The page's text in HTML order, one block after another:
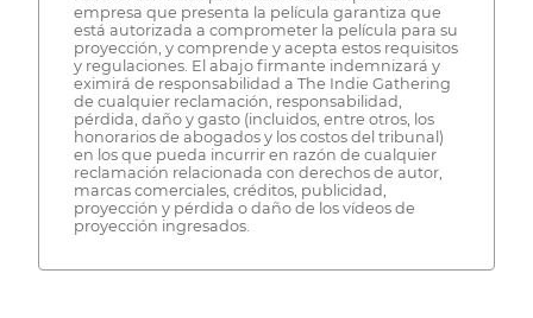
empresa que presenta la película garantiza que
está autorizada a comprometer la película para su
proyección, y comprende y acepta estos requisitos
y regulaciones. El abajo firmante indemnizará y
eximirá de responsabilidad a The Indie Gathering
de cualquier reclamación, responsabilidad,
pérdida, daño y gasto (incluidos, entre otros, los
honorarios de abogados y los costos del tribunal)
en los que pueda incurrir en razón de cualquier
reclamación relacionada con derechos de autor,
marcas comerciales, créditos, publicidad,
proyección y pérdida o daño de los vídeos de
proyección ingresados.